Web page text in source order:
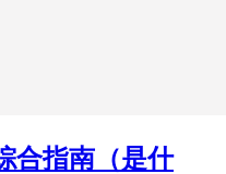
合指南（是什